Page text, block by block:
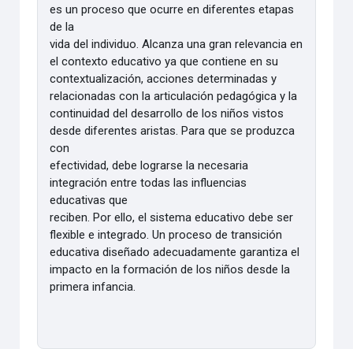
es un proceso que ocurre en diferentes etapas
de la
vida del individuo. Alcanza una gran relevancia en
el contexto educativo ya que contiene en su
contextualización, acciones determinadas y
relacionadas con la articulación pedagógica y la
continuidad del desarrollo de los niños vistos
desde diferentes aristas. Para que se produzca
con
efectividad, debe lograrse la necesaria
integración entre todas las influencias
educativas que
reciben. Por ello, el sistema educativo debe ser
flexible e integrado. Un proceso de transición
educativa diseñado adecuadamente garantiza el
impacto en la formación de los niños desde la
primera infancia.